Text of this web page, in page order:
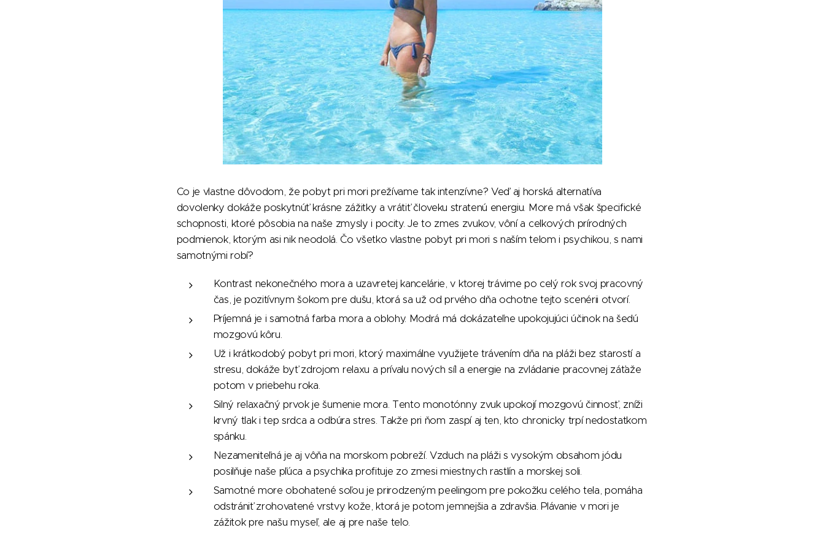
Co je vlastne dôvodom, že pobyt pri mori prežívame tak intenzívne? Veď aj horská alternatíva
dovolenky dokáže poskytnúť krásne zážitky a vrátiť človeku stratenú energiu. More má však špecifické
schopnosti, ktoré pôsobia na naše zmysly i pocity. Je to zmes zvukov, vôní a celkových prírodných
podmienok, ktorým asi nik neodolá. Čo všetko vlastne pobyt pri mori s naším telom i psychikou, s nami
samotnými robí?
Kontrast nekonečného mora a uzavretej kancelárie, v ktorej trávime po celý rok svoj pracovný
čas, je pozitívnym šokom pre dušu, ktorá sa už od prvého dňa ochotne tejto scenérii otvorí.
Príjemná je i samotná farba mora a oblohy. Modrá má dokázateľne upokojujúci účinok na šedú
mozgovú kôru.
Už i krátkodobý pobyt pri mori, ktorý maximálne využijete trávením dňa na pláži bez starostí a
stresu, dokáže byť zdrojom relaxu a prívalu nových síl a energie na zvládanie pracovnej záťaže
potom v priebehu roka.
Silný relaxačný prvok je šumenie mora. Tento monotónny zvuk upokojí mozgovú činnosť, zníži
krvný tlak i tep srdca a odbúra stres. Takže pri ňom zaspí aj ten, kto chronicky trpí nedostatkom
spánku.
Nezameniteľná je aj vôňa na morskom pobreží. Vzduch na pláži s vysokým obsahom jódu
posilňuje naše pľúca a psychika profituje zo zmesi miestnych rastlín a morskej soli.
Samotné more obohatené soľou je prirodzeným peelingom pre pokožku celého tela, pomáha
odstrániť zrohovatené vrstvy kože, ktorá je potom jemnejšia a zdravšia. Plávanie v mori je
zážitok pre našu myseľ, ale aj pre naše telo.